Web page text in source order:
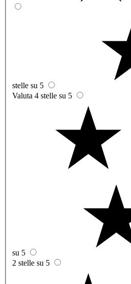
stelle su 5
Valuta 4 stelle su 5
su 5
2 stelle su 5